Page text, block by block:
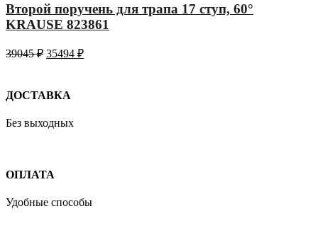
Второй поручень для трапа 17 ступ, 60°
KRAUSE 823861
39045₽ 35494 ₽
ДОСТАВКА
Без выходных
ОПЛАТА
Удобные способы